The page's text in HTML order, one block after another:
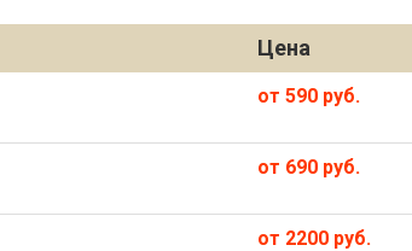
Цена
от 590 руб.
от 690 руб.
от 2200 руб.